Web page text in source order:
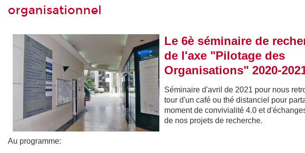
organisationnel
Le 6è séminaire de
de l'axe "Pilotage des
Organisations" 2020-
Séminaire d'avril de 2021 pour nous
tour d'un café ou thé distanciel pour
moment de convivialité 4.0 et d'
de nos projets de recherche.
Au programme: